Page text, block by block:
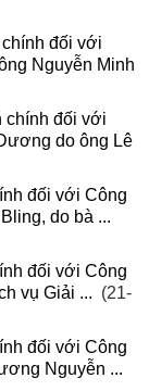
đối với
Nguyễn Minh
chính đối với
do ông Lê
đối với Công
do bà ...
đối với Công
vụ Giải ... (21-
đối với Công
Nguyễn ...